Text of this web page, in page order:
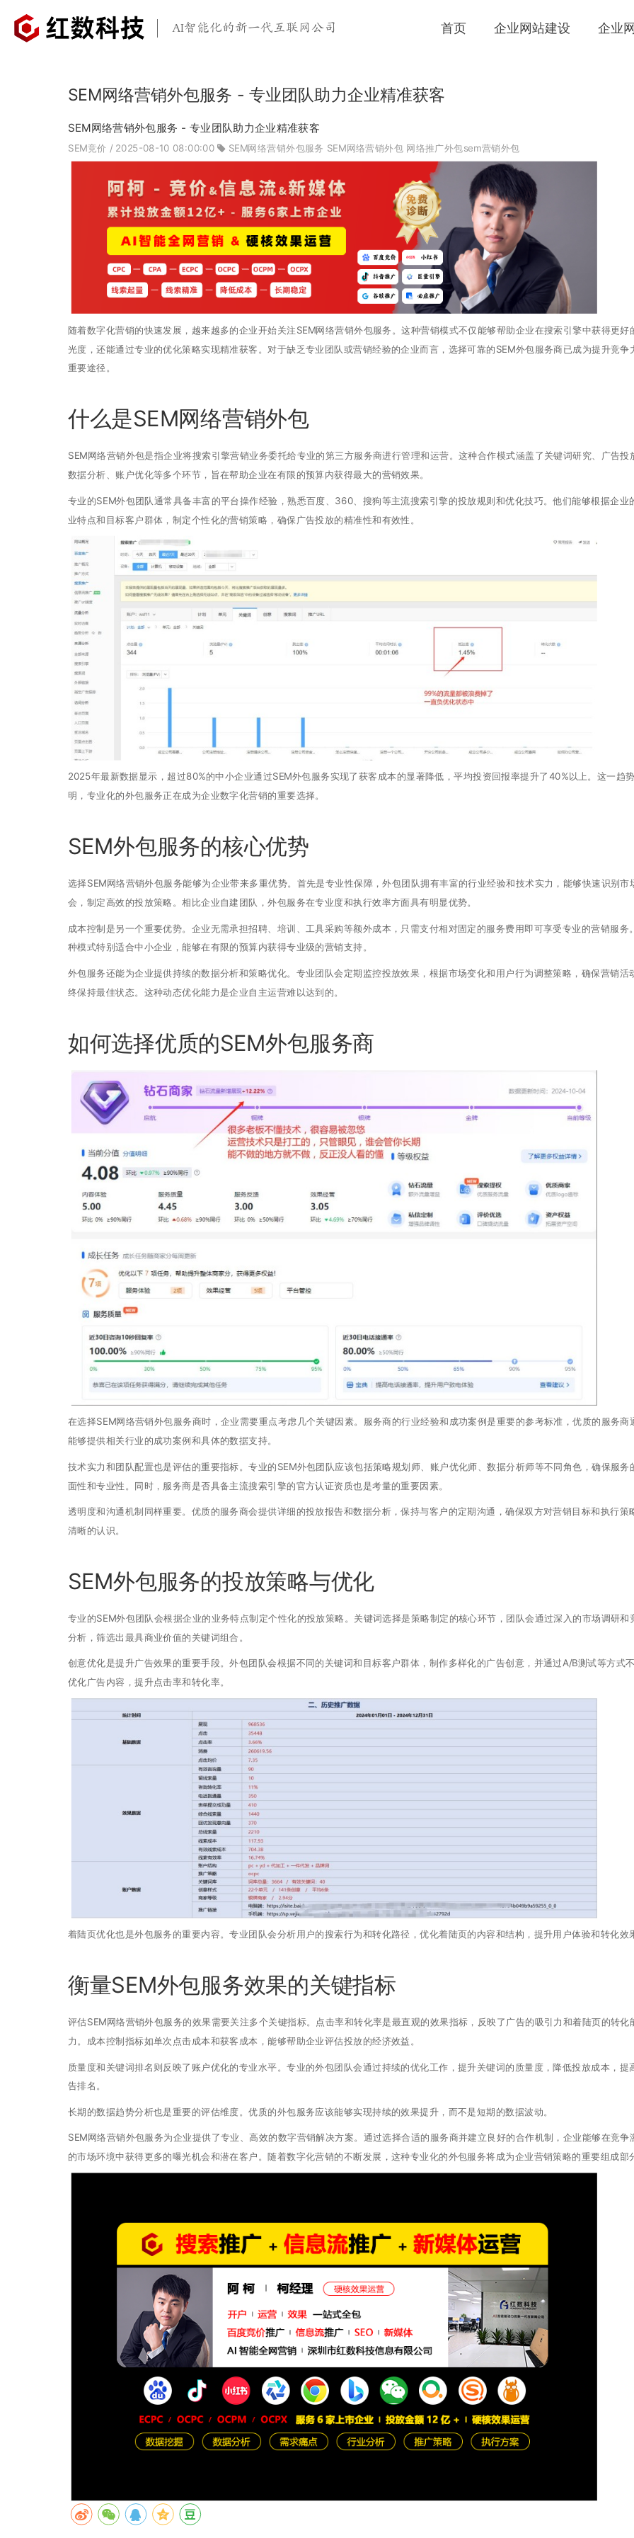
AI智能化的新一代互联网公司 首页 企业网站建设 企业
SEM网络营销外包服务 - 专业团队助力企业精准获客
SEM网络营销外包服务 - 专业团队助力企业精准获客
SEM竞价 / 2025-08-10 08:00:00 SEM网络营销外包服务 SEM网络营销外包 网络推广外包sem营销外包
随着数字化营销的快速发展，越来越多的企业开始关注SEM网络营销外包服务。这种营销模式不仅能够帮助企业在搜索引擎中获得更好
光度，还能通过专业的优化策略实现精准获客。对于缺乏专业团队或营销经验的企业而言，选择可靠的SEM外包服务商已成为提升竞争
重要途径。
什么是SEM网络营销外包
SEM网络营销外包是指企业将搜索引擎营销业务委托给专业的第三方服务商进行管理和运营。这种合作模式涵盖了关键词研究、广告投
数据分析、账户优化等多个环节，旨在帮助企业在有限的预算内获得最大的营销效果。
专业的SEM外包团队通常具备丰富的平台操作经验，熟悉百度、360、搜狗等主流搜索引擎的投放规则和优化技巧。他们能够根据企业
业特点和目标客户群体，制定个性化的营销策略，确保广告投放的精准性和有效性。
2025年最新数据显示，超过80%的中小企业通过SEM外包服务实现了获客成本的显著降低，平均投资回报率提升了40%以上。这一趋
明，专业化的外包服务正在成为企业数字化营销的重要选择。
SEM外包服务的核心优势
选择SEM网络营销外包服务能够为企业带来多重优势。首先是专业性保障，外包团队拥有丰富的行业经验和技术实力，能够快速识别市
会，制定高效的投放策略。相比企业自建团队，外包服务在专业度和执行效率方面具有明显优势。
成本控制是另一个重要优势。企业无需承担招聘、培训、工具采购等额外成本，只需支付相对固定的服务费用即可享受专业的营销服务
种模式特别适合中小企业，能够在有限的预算内获得专业级的营销支持。
外包服务还能为企业提供持续的数据分析和策略优化。专业团队会定期监控投放效果，根据市场变化和用户行为调整策略，确保营销活
终保持最佳状态。这种动态优化能力是企业自主运营难以达到的。
如何选择优质的SEM外包服务商
在选择SEM网络营销外包服务商时，企业需要重点考虑几个关键因素。服务商的行业经验和成功案例是重要的参考标准，优质的服务商
能够提供相关行业的成功案例和具体的数据支持。
技术实力和团队配置也是评估的重要指标。专业的SEM外包团队应该包括策略规划师、账户优化师、数据分析师等不同角色，确保服务
面性和专业性。同时，服务商是否具备主流搜索引擎的官方认证资质也是考量的重要因素。
透明度和沟通机制同样重要。优质的服务商会提供详细的投放报告和数据分析，保持与客户的定期沟通，确保双方对营销目标和执行策
清晰的认识。
SEM外包服务的投放策略与优化
专业的SEM外包团队会根据企业的业务特点制定个性化的投放策略。关键词选择是策略制定的核心环节，团队会通过深入的市场调研和
分析，筛选出最具商业价值的关键词组合。
创意优化是提升广告效果的重要手段。外包团队会根据不同的关键词和目标客户群体，制作多样化的广告创意，并通过A/B测试等方式
优化广告内容，提升点击率和转化率。
着陆页优化也是外包服务的重要内容。专业团队会分析用户的搜索行为和转化路径，优化着陆页的内容和结构，提升用户体验和转化效
衡量SEM外包服务效果的关键指标
评估SEM网络营销外包服务的效果需要关注多个关键指标。点击率和转化率是最直观的效果指标，反映了广告的吸引力和着陆页的转化
力。成本控制指标如单次点击成本和获客成本，能够帮助企业评估投放的经济效益。
质量度和关键词排名则反映了账户优化的专业水平。专业的外包团队会通过持续的优化工作，提升关键词的质量度，降低投放成本，提
告排名。
长期的数据趋势分析也是重要的评估维度。优质的外包服务应该能够实现持续的效果提升，而不是短期的数据波动。
SEM网络营销外包服务为企业提供了专业、高效的数字营销解决方案。通过选择合适的服务商并建立良好的合作机制，企业能够在竞争
的市场环境中获得更多的曝光机会和潜在客户。随着数字化营销的不断发展，这种专业化的外包服务将成为企业营销策略的重要组成部